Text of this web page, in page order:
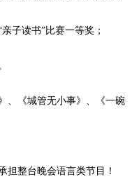
亲子读书”比赛一等奖；
、《城管无小事》、《一碗
担整台晚会语言类节目！